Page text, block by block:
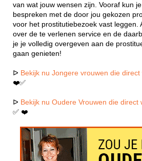
van wat jouw wensen zijn. Vooraf kun
bespreken met de door jou gekozen
voor het prostitutiebezoek vast leggen.
over de te verlenen service en de
je je volledig overgeven aan de
gaan genieten!
ᐅ Bekijk nu Jongere vrouwen die
❤️✅
ᐅ Bekijk nu Oudere Vrouwen die direct
✅ ❤️